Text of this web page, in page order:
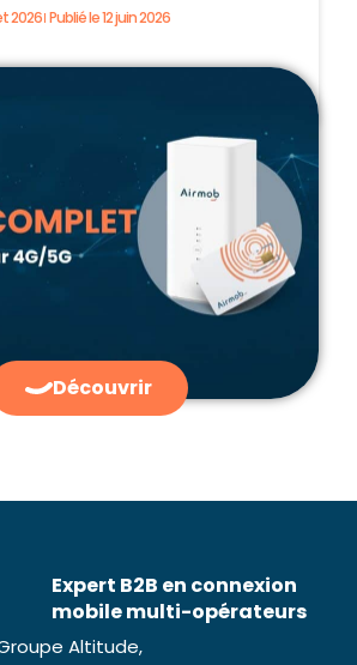
2026 Publié le12 juin 2026
Découvrir
Expert B2B en connexion
mobile multi-opérateurs
Altitude,